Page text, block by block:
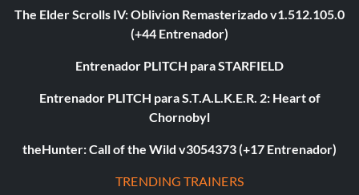
The Elder Scrolls IV: Oblivion Remasterizado v1.512.105.0
(+44 Entrenador)
Entrenador PLITCH para STARFIELD
Entrenador PLITCH para S.T.A.L.K.E.R. 2: Heart of
Chornobyl
theHunter: Call of the Wild v3054373 (+17 Entrenador)
TRENDING TRAINERS